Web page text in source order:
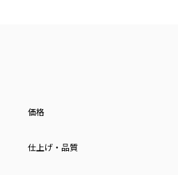
価格
仕上げ・品質